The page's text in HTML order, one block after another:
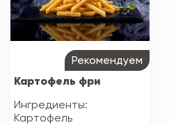
Рекомендуем
Картофель фри
Ингредиенты:
Картофель